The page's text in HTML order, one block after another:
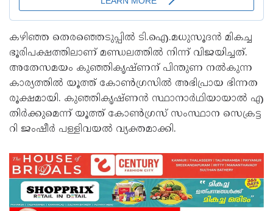
ക​ഴി​ഞ്ഞ തെ​ര​ഞ്ഞെ​ടു​പ്പി​ൽ ടി.​ഐ.​മ​ധു​സൂ​ദ​ൻ മി​ക​ച്ച
ഭൂ​രി​പ​ക്ഷ​ത്തി​ലാ​ണ് മ​ണ്ഡ​ല​ത്തി​ൽ നി​ന്ന് വി​ജ​യി​ച്ച​ത്.
അ​തേ​സ​മ​യം കു​ഞ്ഞി​കൃ​ഷ്ണ​ന് പി​ന്തു​ണ ന​ൽ​കു​ന്ന
കാ​ര്യ​ത്തി​ൽ യൂത്ത് കോ​ൺ​ഗ്ര​സി​ൽ അഭിപ്രായ ഭി​ന്ന​ത
രൂ​ക്ഷ​മാ​യി. കു​ഞ്ഞി​കൃ​ഷ്ണ​ൻ സ്ഥാ​നാ​ർ​ഥി​യാ​യാ​ൽ എ​
തി​ർ​ക്കു​മെ​ന്ന് യൂ​ത്ത് കോ​ൺ​ഗ്ര​സ്‌ സം​സ്ഥാ​ന സെ​ക്ര​ട്ട​
റി ജം​ഷീ​ർ പ​ള്ളി​വ​യ​ൽ വ്യ​ക്ത​മാ​ക്കി.